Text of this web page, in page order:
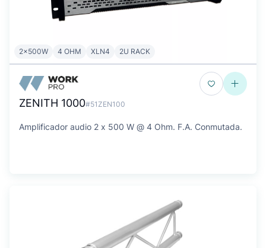
2x500W 4 OHM XLN4 2U RACK
ZENITH 1000#51ZEN100
Amplificador audio 2 x 500 W @ 4 Ohm. F.A. Conmutada.